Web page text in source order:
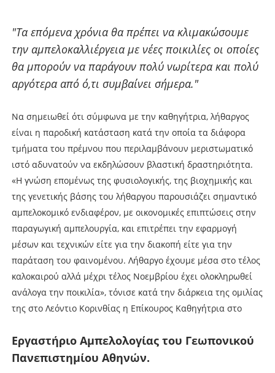
"Tα επόµενα χρόνια θα πρέπει να κλιµακώσουµε
την αµπελοκαλλιέργεια µε νέες ποικιλίες οι οποίες
θα µπορούν να παράγουν πολύ νωρίτερα και πολύ
αργότερα από ό,τι συµβαίνει σήµερα."
Να σηµειωθεί ότι σύµφωνα µε την καθηγήτρια, λήθαργος
είναι η παροδική κατάσταση κατά την οποία τα διάφορα
τµήµατα του πρέµνου που περιλαµβάνουν µεριστωµατικό
ιστό αδυνατούν να εκδηλώσουν βλαστική δραστηριότητα.
«Η γνώση εποµένως της φυσιολογικής, της βιοχηµικής και
της γενετικής βάσης του λήθαργου παρουσιάζει σηµαντικό
αµπελοκοµικό ενδιαφέρον, µε οικονοµικές επιπτώσεις στην
παραγωγική αµπελουργία, και επιτρέπει την εφαρµογή
µέσων και τεχνικών είτε για την διακοπή είτε για την
παράταση του φαινοµένου. Λήθαργο έχουµε µέσα στο τέλος
καλοκαιρού αλλά µέχρι τέλος Νοεµβρίου έχει ολοκληρωθεί
ανάλογα την ποικιλία», τόνισε κατά την διάρκεια της οµιλίας
της στο Λεόντιο Κορινθίας η Επίκουρος Καθηγήτρια στο
Εργαστήριο Αµπελολογίας του Γεωπονικού
Πανεπιστηµίου Αθηνών.